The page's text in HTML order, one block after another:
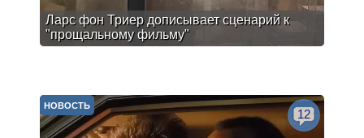
Ларс фон Триер дописывает сценарий к
"прощальному фильму"
НОВОСТЬ
12